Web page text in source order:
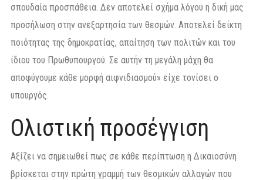
σπουδαία προσπάθεια. Δεν αποτελεί σχήμα λόγου η δική μας
προσήλωση στην ανεξαρτησία των θεσμών. Αποτελεί δείκτη
ποιότητας της δημοκρατίας, απαίτηση των πολιτών και του
ίδιου του Πρωθυπουργού. Σε αυτήν τη μεγάλη μάχη θα
αποφύγουμε κάθε μορφή αιφνιδιασμού» είχε τονίσει ο
υπουργός.
Ολιστική προσέγγιση
Αξίζει να σημειωθεί πως σε κάθε περίπτωση η Δικαιοσύνη
βρίσκεται στην πρώτη γραμμή των θεσμικών αλλαγών που